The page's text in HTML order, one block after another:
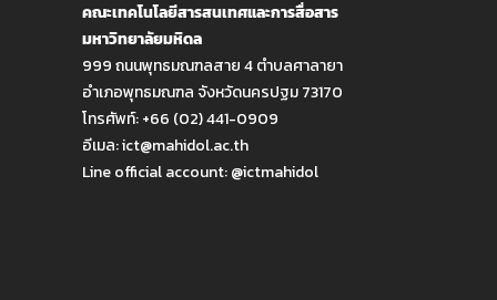
คณะเทคโนโลยีสารสนเทศและการสื่อสาร
มหาวิทยาลัยมหิดล
999 ถนนพุทธมณฑลสาย 4 ตำบลศาลายา
อำเภอพุทธมณฑล จังหวัดนครปฐม 73170
โทรศัพท์: +66 (02) 441-0909
อีเมล:ict@mahidol.ac.th
Line official account:@ictmahidol